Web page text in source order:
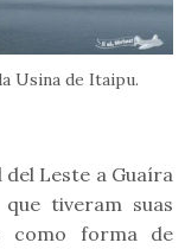
Usina de Itaipu.
del Leste a Guaíra
tiveram suas
como forma de